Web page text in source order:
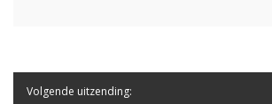
Volgende uitzending: